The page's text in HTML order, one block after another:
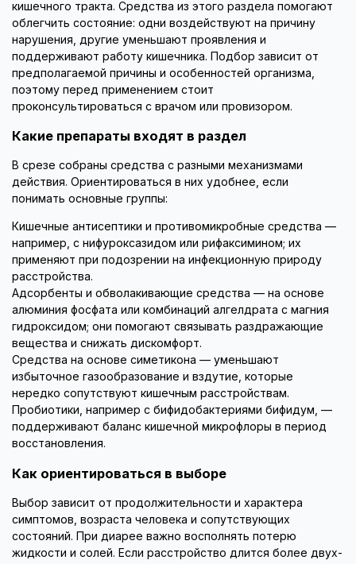
кишечного тракта. Средства из этого раздела помогают
облегчить состояние: одни воздействуют на причину
нарушения, другие уменьшают проявления и
поддерживают работу кишечника. Подбор зависит от
предполагаемой причины и особенностей организма,
поэтому перед применением стоит
проконсультироваться с врачом или провизором.
Какие препараты входят в раздел
В срезе собраны средства с разными механизмами
действия. Ориентироваться в них удобнее, если
понимать основные группы:
Кишечные антисептики и противомикробные средства —
например, с нифуроксазидом или рифаксимином; их
применяют при подозрении на инфекционную природу
расстройства.
Адсорбенты и обволакивающие средства — на основе
алюминия фосфата или комбинаций алгелдрата с магния
гидроксидом; они помогают связывать раздражающие
вещества и снижать дискомфорт.
Средства на основе симетикона — уменьшают
избыточное газообразование и вздутие, которые
нередко сопутствуют кишечным расстройствам.
Пробиотики, например с бифидобактериями бифидум, —
поддерживают баланс кишечной микрофлоры в период
восстановления.
Как ориентироваться в выборе
Выбор зависит от продолжительности и характера
симптомов, возраста человека и сопутствующих
состояний. При диарее важно восполнять потерю
жидкости и солей. Если расстройство длится более двух-